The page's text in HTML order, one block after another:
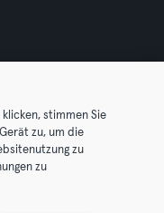
stimmen Sie
zu, um die
zu
zu